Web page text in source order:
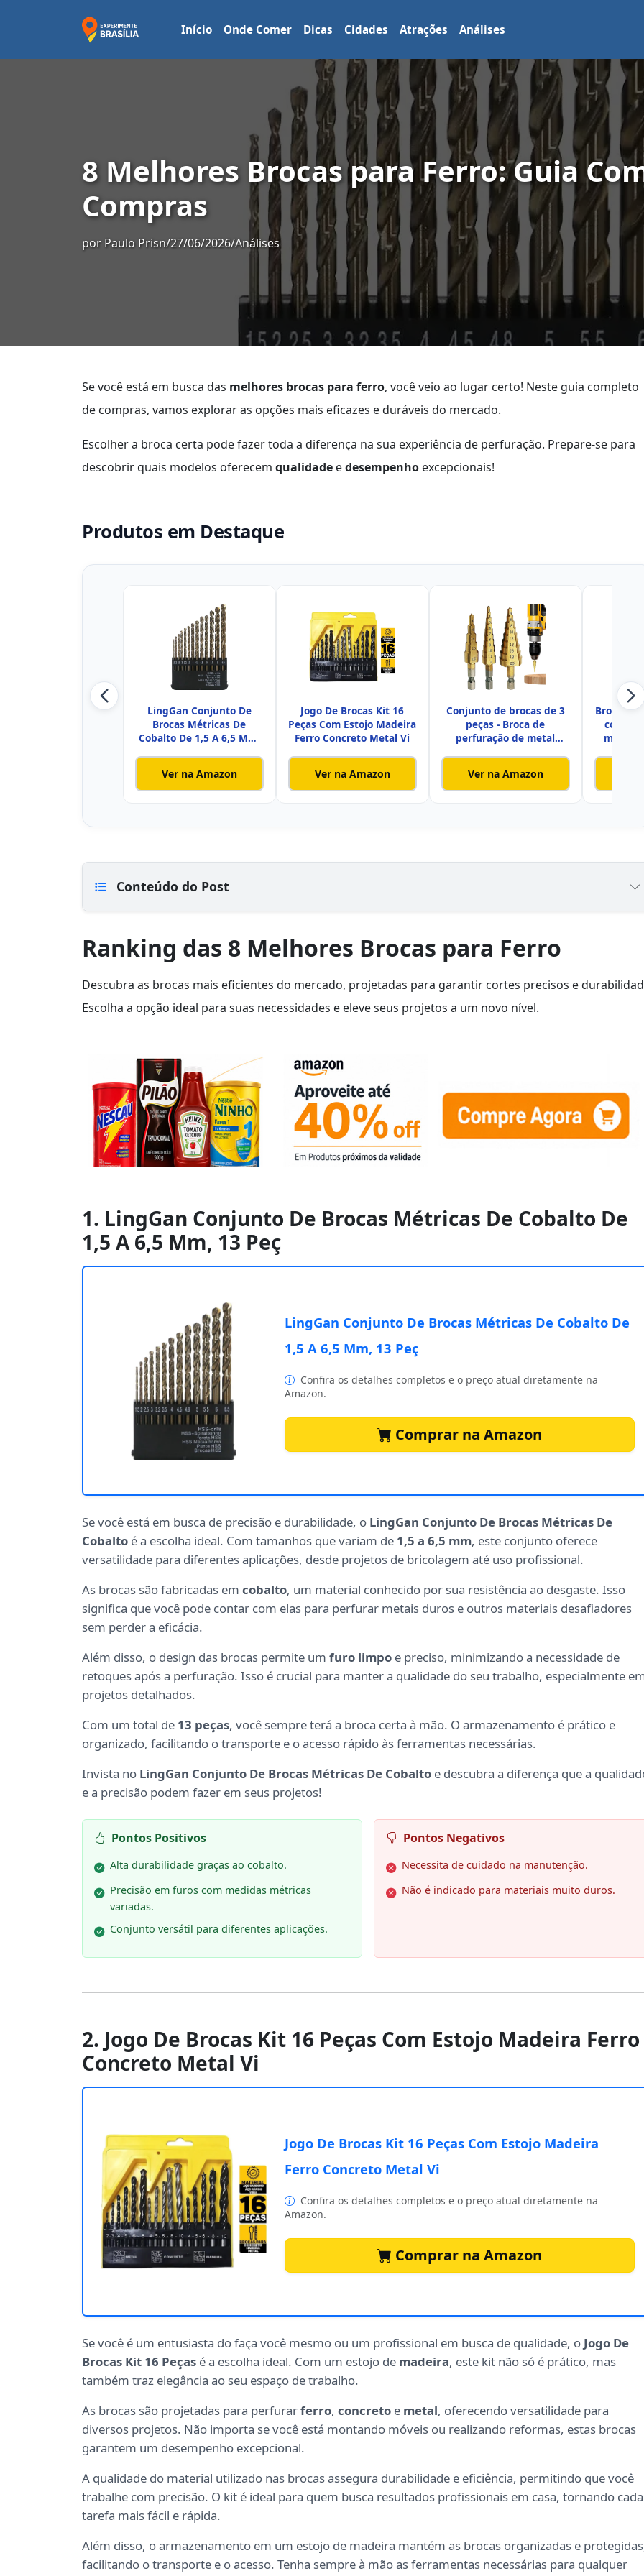
Início Onde Comer Dicas Cidades Atrações Análises
8 Melhores Brocas para Ferro: Guia
Compras
por Paulo Prisn/27/06/2026/Análises
Se você está em busca das melhores brocas para ferro, você veio ao lugar certo! Neste guia completo
de compras, vamos explorar as opções mais eficazes e duráveis do mercado.
Escolher a broca certa pode fazer toda a diferença na sua experiência de perfuração. Prepare-se para
descobrir quais modelos oferecem qualidade edesempenho excepcionais!
Produtos em Destaque
LingGan Conjunto De
Brocas Métricas De
Cobalto De 1,5 A 6,5 Mm,
Ver na Amazon
Jogo De Brocas Kit 16
Peças Com Estojo Madeira
Ferro Concreto Metal Vi
Ver na Amazon
Conjunto de brocas de 3
peças - Broca de
perfuração de metal
Ver na Amazon
Broca
metal
Conteúdo do Post
Ranking das 8 Melhores Brocas para Ferro
Descubra as brocas mais eficientes do mercado, projetadas para garantir cortes precisos e
Escolha a opção ideal para suas necessidades e eleve seus projetos a um novo nível.
1. LingGan Conjunto De Brocas Métricas De Cobalto De
1,5 A 6,5 Mm, 13 Peç
LingGan Conjunto De Brocas Métricas De Cobalto De
1,5 A 6,5 Mm, 13 Peç
Confira os detalhes completos e o preço atual diretamente na
Amazon.
Comprar na Amazon
Se você está em busca de precisão e durabilidade, o LingGan Conjunto De Brocas Métricas De
Cobalto é a escolha ideal. Com tamanhos que variam de 1,5 a 6,5 mm, este conjunto oferece
versatilidade para diferentes aplicações, desde projetos de bricolagem até uso profissional.
As brocas são fabricadas em cobalto, um material conhecido por sua resistência ao desgaste. Isso
significa que você pode contar com elas para perfurar metais duros e outros materiais desafiadores
sem perder a eficácia.
Além disso, o design das brocas permite um furo limpo e preciso, minimizando a necessidade de
retoques após a perfuração. Isso é crucial para manter a qualidade do seu trabalho, especialmente
projetos detalhados.
Com um total de 13 peças, você sempre terá a broca certa à mão. O armazenamento é prático e
organizado, facilitando o transporte e o acesso rápido às ferramentas necessárias.
Invista no LingGan Conjunto De Brocas Métricas De Cobalto e descubra a diferença que a
e a precisão podem fazer em seus projetos!
Pontos Positivos
Alta durabilidade graças ao cobalto.
Precisão em furos com medidas métricas
variadas.
Conjunto versátil para diferentes aplicações.
Pontos Negativos
Necessita de cuidado na manutenção.
Não é indicado para materiais muito duros.
2. Jogo De Brocas Kit 16 Peças Com Estojo Madeira Ferro
Concreto Metal Vi
Jogo De Brocas Kit 16 Peças Com Estojo Madeira
Ferro Concreto Metal Vi
Confira os detalhes completos e o preço atual diretamente na
Amazon.
Comprar na Amazon
Se você é um entusiasta do faça você mesmo ou um profissional em busca de qualidade, o Jogo De
Brocas Kit 16 Peças é a escolha ideal. Com um estojo de madeira, este kit não só é prático, mas
também traz elegância ao seu espaço de trabalho.
As brocas são projetadas para perfurarferro, concreto e metal, oferecendo versatilidade para
diversos projetos. Não importa se você está montando móveis ou realizando reformas, estas brocas
garantem um desempenho excepcional.
A qualidade do material utilizado nas brocas assegura durabilidade e eficiência, permitindo que você
trabalhe com precisão. O kit é ideal para quem busca resultados profissionais em casa, tornando cada
tarefa mais fácil e rápida.
Além disso, o armazenamento em um estojo de madeira mantém as brocas organizadas e
facilitando o transporte e o acesso. Tenha sempre à mão as ferramentas necessárias para qualquer